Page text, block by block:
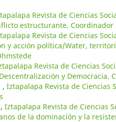
Revista de Ciencias
estructurante. Coordinador
Revista de Ciencias
y acción política/Water,
Revista de Ciencias
y Democracia.
, Iztapalapa Revista de Ciencias
, Iztapalapa Revista de Ciencias
de la dominación y la